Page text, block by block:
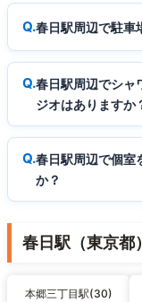
春日駅周辺で駐車
春日駅周辺でシャ
ジオはありますか
春日駅周辺で個室
か？
春日駅（東京都
本郷三丁目駅(30)